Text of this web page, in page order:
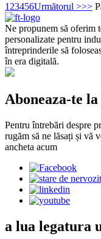
1 23456Următorul >>>
Ne propunem să oferim
personalizate pentru
întreprinderile să
în era digitală.
Aboneaza-te
Pentru întrebări despre
rugăm să ne lăsați și vă
ancheta acum
a lua legatura